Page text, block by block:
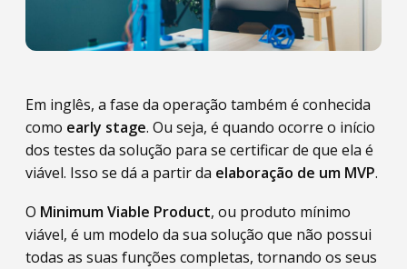
Em inglês, a fase da operação também é conhecida
como early stage. Ou seja, é quando ocorre o início
dos testes da solução para se certificar de que ela é
viável. Isso se dá a partir da elaboração de um MVP.
O Minimum Viable Product, ou produto mínimo
viável, é um modelo da sua solução que não possui
todas as suas funções completas, tornando os seus